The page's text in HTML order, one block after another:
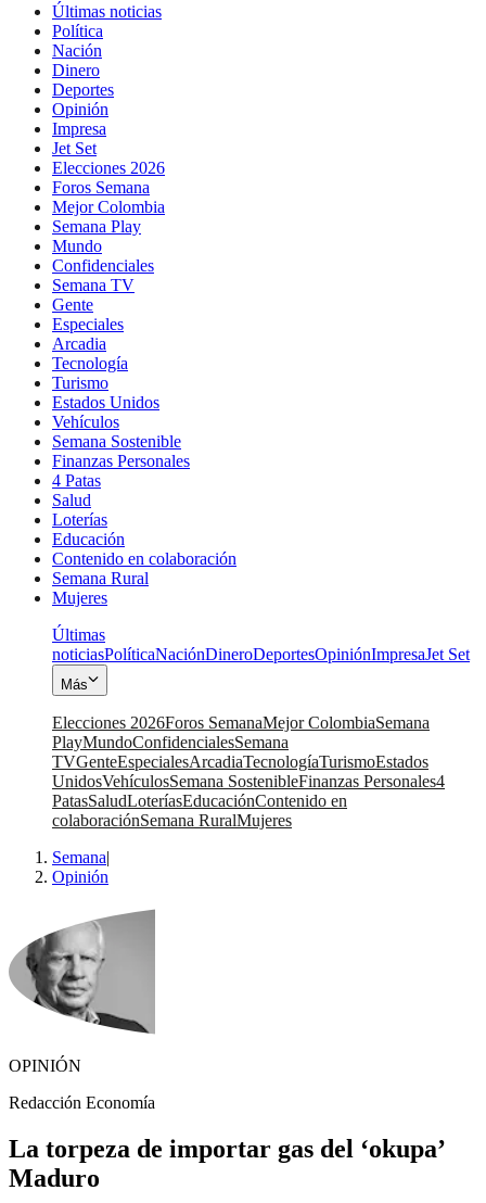
Últimas noticias
Política
Nación
Dinero
Deportes
Opinión
Impresa
Jet Set
Elecciones 2026
Foros Semana
Mejor Colombia
Semana Play
Mundo
Confidenciales
Semana TV
Gente
Especiales
Arcadia
Tecnología
Turismo
Estados Unidos
Vehículos
Semana Sostenible
Finanzas Personales
4 Patas
Salud
Loterías
Educación
Contenido en colaboración
Semana Rural
Mujeres
Últimas
noticiasPolíticaNaciónDineroDeportesOpiniónImpresaJet Set
Más
Elecciones 2026Foros SemanaMejor ColombiaSemana
PlayMundoConfidencialesSemana
TVGenteEspecialesArcadiaTecnologíaTurismoEstados
UnidosVehículosSemana SostenibleFinanzas Personales4
PatasSaludLoteríasEducaciónContenido en
colaboraciónSemana RuralMujeres
Semana|
Opinión
OPINIÓN
Redacción Economía
La torpeza de importar gas del ‘okupa’
Maduro